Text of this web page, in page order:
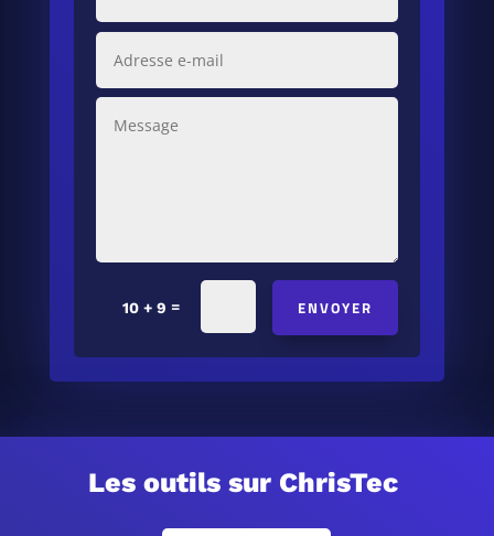
10 + 9 = ENVOYER
Les outils sur ChrisTec